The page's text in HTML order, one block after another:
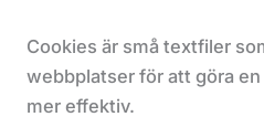
Cookies är små textfiler
webbplatser för att göra
mer effektiv.